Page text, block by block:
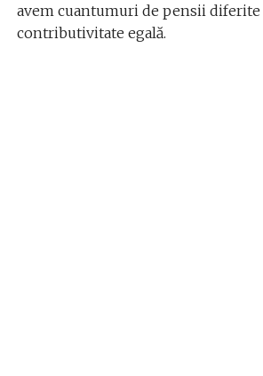
avem cuantumuri de pensii diferite
contributivitate egală.